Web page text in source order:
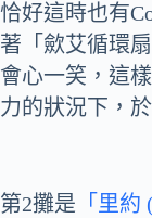
恰好這時也有
著「歛艾循環
會心一笑，這
力的狀況下，
第2攤是 「里約